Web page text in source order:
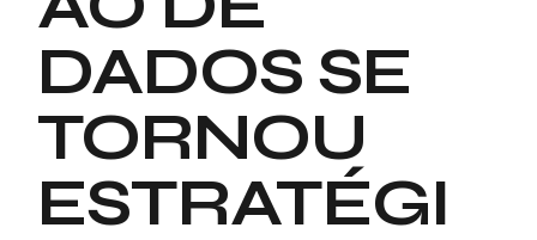
DADOS SE
TORNOU
ESTRATÉGI